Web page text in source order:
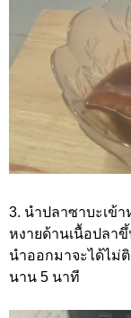
3. นำปลาซาบะเข้
หงายด้านเนื้อปลา
นำออกมาจะได้ไม่
นาน 5 นาที